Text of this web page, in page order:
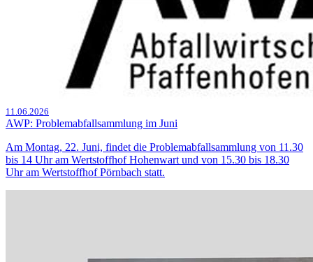
11.06.2026
AWP: Problemabfallsammlung im Juni
Am Montag, 22. Juni, findet die Problemabfallsammlung von 11.30
bis 14 Uhr am Wertstoffhof Hohenwart und von 15.30 bis 18.30
Uhr am Wertstoffhof Pörnbach statt.